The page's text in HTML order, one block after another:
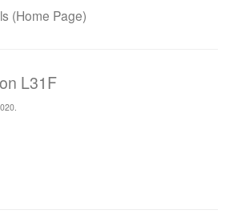
(Home Page)
L31F